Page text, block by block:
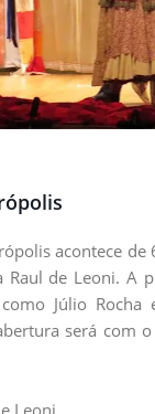
acontece
de Leoni. A
Júlio
será com